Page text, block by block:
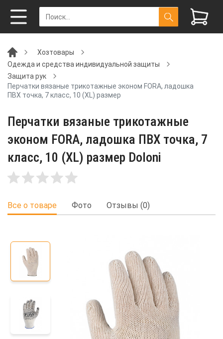
Хозтовары
Одежда и средства индивидуальной защиты
Защита рук
Перчатки вязаные трикотажные эконом FORA, ладошка
ПВХ точка, 7 класс, 10 (XL) размер
Перчатки вязаные трикотажные
эконом FORA, ладошка ПВХ точка, 7
класс, 10 (XL) размер Doloni
Все о товаре Фото Отзывы (0)